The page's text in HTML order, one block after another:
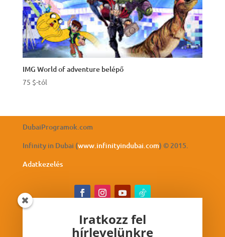
IMG World of adventure belépő
75 $-tól
DubaiProgramok.com
Infinity in Dubai (www.infinityindubai.com) © 2015.
Adatkezelés
Iratkozz fel
hírlevelünkre